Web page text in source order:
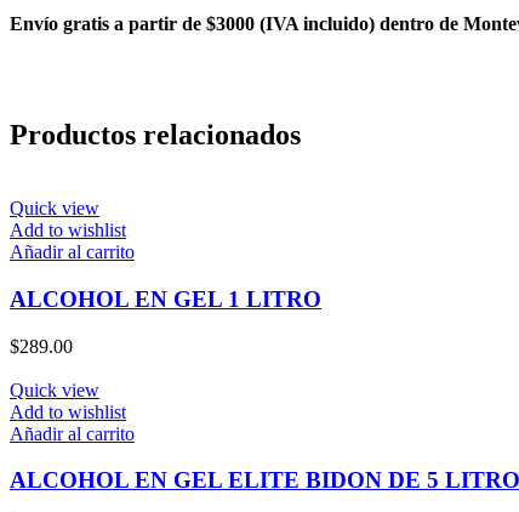
Envío gratis a partir de $3000 (IVA incluido) dentro de
Productos relacionados
Quick view
Add to wishlist
Añadir al carrito
ALCOHOL EN GEL 1 LITRO
$289.00
Quick view
Add to wishlist
Añadir al carrito
ALCOHOL EN GEL ELITE BIDON DE 5